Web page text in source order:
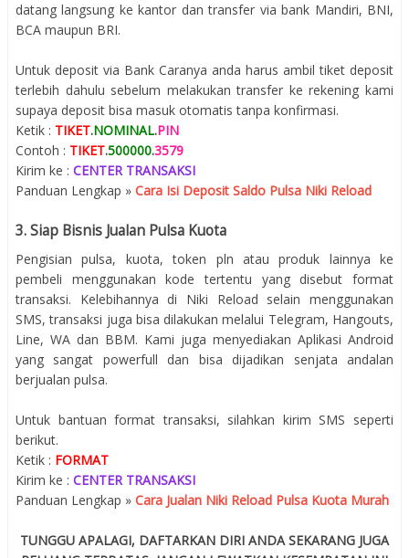
datang langsung ke kantor dan transfer via bank Mandiri, BNI,
BCA maupun BRI.
Untuk deposit via Bank Caranya anda harus ambil tiket deposit
terlebih dahulu sebelum melakukan transfer ke rekening kami
supaya deposit bisa masuk otomatis tanpa konfirmasi.
Ketik : TIKET.NOMINAL.PIN
Contoh : TIKET.500000.3579
Kirim ke : CENTER TRANSAKSI
Panduan Lengkap » Cara Isi Deposit Saldo Pulsa Niki Reload
3. Siap Bisnis Jualan Pulsa Kuota
Pengisian pulsa, kuota, token pln atau produk lainnya ke
pembeli menggunakan kode tertentu yang disebut format
transaksi. Kelebihannya di Niki Reload selain menggunakan
SMS, transaksi juga bisa dilakukan melalui Telegram, Hangouts,
Line, WA dan BBM. Kami juga menyediakan Aplikasi Android
yang sangat powerfull dan bisa dijadikan senjata andalan
berjualan pulsa.
Untuk bantuan format transaksi, silahkan kirim SMS seperti
berikut.
Ketik : FORMAT
Kirim ke : CENTER TRANSAKSI
Panduan Lengkap » Cara Jualan Niki Reload Pulsa Kuota Murah
TUNGGU APALAGI, DAFTARKAN DIRI ANDA SEKARANG JUGA